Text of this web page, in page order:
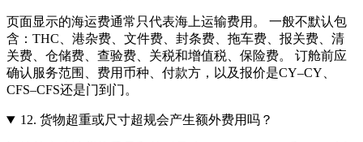
页面显示的海运费通常只代表海上运输费用。 一般不默认包
含：THC、港杂费、文件费、封条费、拖车费、报关费、清
关费、仓储费、查验费、关税和增值税、保险费。 订舱前应
确认服务范围、费用币种、付款方，以及报价是CY–CY、
CFS–CFS还是门到门。
12. 货物超重或尺寸超规会产生额外费用吗？